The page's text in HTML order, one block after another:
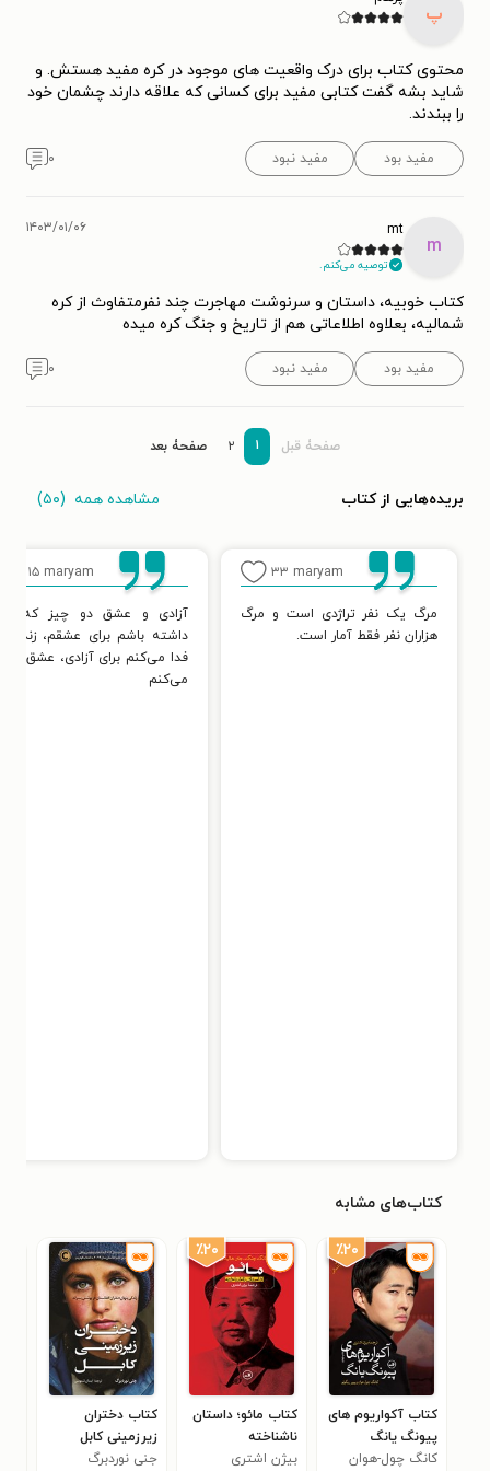
پ
محتوی کتاب برای درک واقعیت های موجود در کره مفید هستش. و
شاید بشه گفت کتابی مفید برای کسانی که علاقه دارند چشمان خود
را ببندند.
مفید بود مفید نبود ۰
m
mt
توصیه می‌کنم.
۱۴۰۳/۰۱/۰۶
کتاب خوبیه، داستان و سرنوشت مهاجرت چند نفرمتفاوث از کره
شمالیه، بعلاوه اطلاعاتی هم از تاریخ و جنگ کره میده
مفید بود مفید نبود ۰
صفحۀ قبل ۱ ۲ صفحۀ بعد
بریده‌هایی از کتاب مشاهده همه (۵۰)
maryam ۳۳
مرگ یک نفر تراژدی است و مرگ
هزاران نفر فقط آمار است.
maryam ۱۵
آزادی و عشق دو چیز که
داشته باشم برای عشقم، زندگی
فدا می‌کنم برای آزادی، عشق را
می‌کنم
کتاب‌های مشابه
٪۲۰
کتاب آکواریوم‌ های
پیونگ یانگ
کانگ چول-هوان
٪۲۰
کتاب مائو؛ داستان
ناشناخته
بیژن اشتری
کتاب دختران
زیرزمینی کابل
جنی نوردبرگ